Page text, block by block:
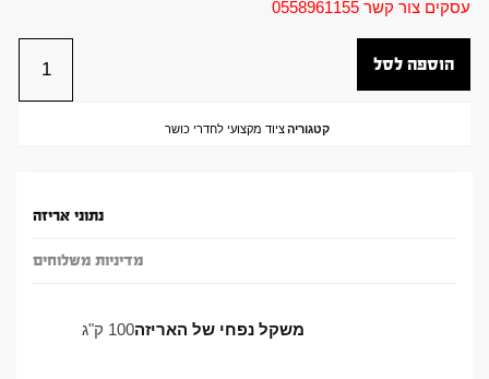
עסקים צור קשר 0558961155
הוספה לסל
קטגוריהציוד מקצועי לחדרי כושר
נתוני אריזה
מדיניות משלוחים
משקל נפחי של האריזה100 ק"ג